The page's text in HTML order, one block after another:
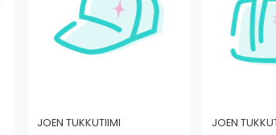
JOEN TUKKUTIIMI JOEN